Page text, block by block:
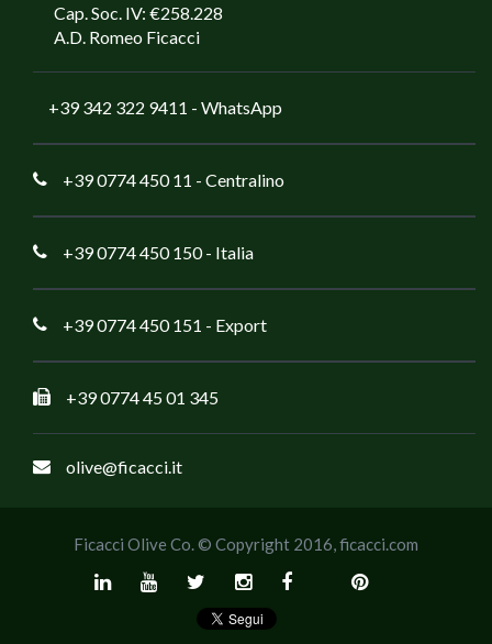
Cap. Soc. IV: €258.228
A.D. Romeo Ficacci
+39 342 322 9411 - WhatsApp
+39 0774 450 11 - Centralino
+39 0774 450 150- Italia
+39 0774 450 151 - Export
+39 0774 45 01 345
olive@ficacci.it
Ficacci Olive Co. © Copyright 2016,ficacci.com